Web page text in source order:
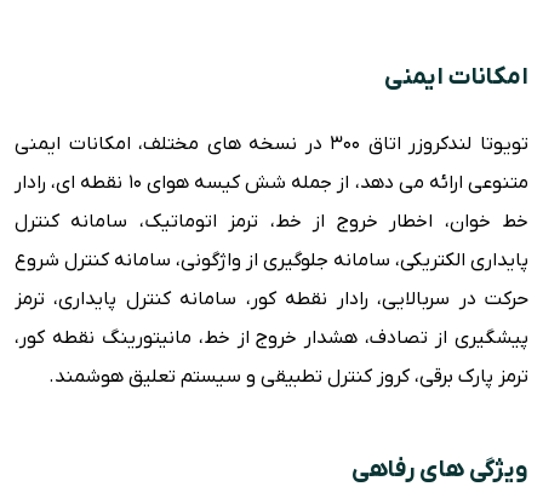
امکانات ایمنی
تویوتا لندکروزر اتاق 300 در نسخه های مختلف، امکانات ایمنی
متنوعی ارائه می دهد، از جمله شش کیسه هوای 10 نقطه ای، رادار
خط خوان، اخطار خروج از خط، ترمز اتوماتیک، سامانه کنترل
پایداری الکتریکی، سامانه جلوگیری از واژگونی، سامانه کنترل شروع
حرکت در سربالایی، رادار نقطه کور، سامانه کنترل پایداری، ترمز
پیشگیری از تصادف، هشدار خروج از خط، مانیتورینگ نقطه کور،
ترمز پارک برقی، کروز کنترل تطبیقی و سیستم تعلیق هوشمند.
ویژگی های رفاهی